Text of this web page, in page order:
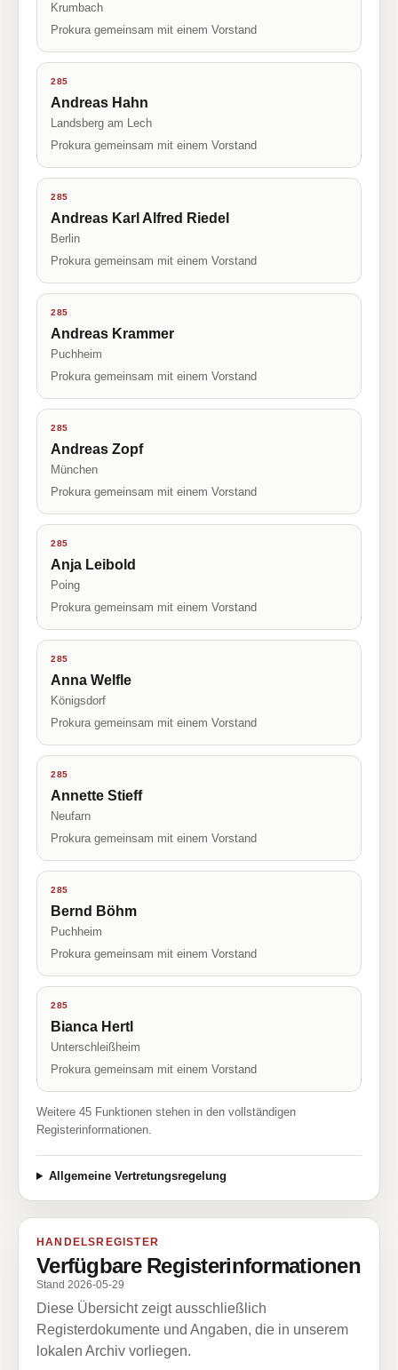
Krumbach
Prokura gemeinsam mit einem Vorstand
285
Andreas Hahn
Landsberg am Lech
Prokura gemeinsam mit einem Vorstand
285
Andreas Karl Alfred Riedel
Berlin
Prokura gemeinsam mit einem Vorstand
285
Andreas Krammer
Puchheim
Prokura gemeinsam mit einem Vorstand
285
Andreas Zopf
München
Prokura gemeinsam mit einem Vorstand
285
Anja Leibold
Poing
Prokura gemeinsam mit einem Vorstand
285
Anna Welfle
Königsdorf
Prokura gemeinsam mit einem Vorstand
285
Annette Stieff
Neufarn
Prokura gemeinsam mit einem Vorstand
285
Bernd Böhm
Puchheim
Prokura gemeinsam mit einem Vorstand
285
Bianca Hertl
Unterschleißheim
Prokura gemeinsam mit einem Vorstand
Weitere 45 Funktionen stehen in den vollständigen
Registerinformationen.
Allgemeine Vertretungsregelung
HANDELSREGISTER
Verfügbare Registerinformationen
Stand 2026-05-29
Diese Übersicht zeigt ausschließlich
Registerdokumente und Angaben, die in unserem
lokalen Archiv vorliegen.